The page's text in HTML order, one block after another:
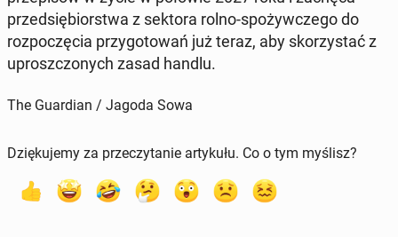
przed­siębiorstwa z sektora rolno-spoży­w­czego do
rozpoczę­cia przy­go­towań już teraz, aby sko­rzys­tać z
up­roszc­zonych zasad handlu.
The Guardian / Jagoda Sowa
Dziękujemy za przeczytanie artykułu. Co o tym myślisz?